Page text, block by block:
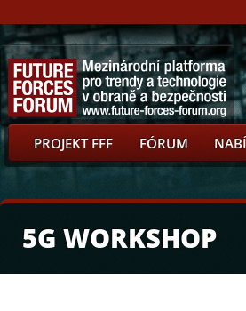
PROJEKT FFF FÓRUM
5G WORKSHOP